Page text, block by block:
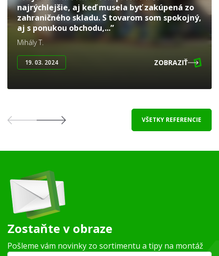
najrýchlejšie, aj keď musela byť zakúpená zo
zahraničného skladu. S tovarom som spokojný,
aj s ponukou obchodu,...”
Mihály T.
19. 03. 2024 ZOBRAZIŤ
VŠETKY REFERENCIE
Zostaňte v obraze
Pošleme vám novinky zo sortimentu a tipy na montáž